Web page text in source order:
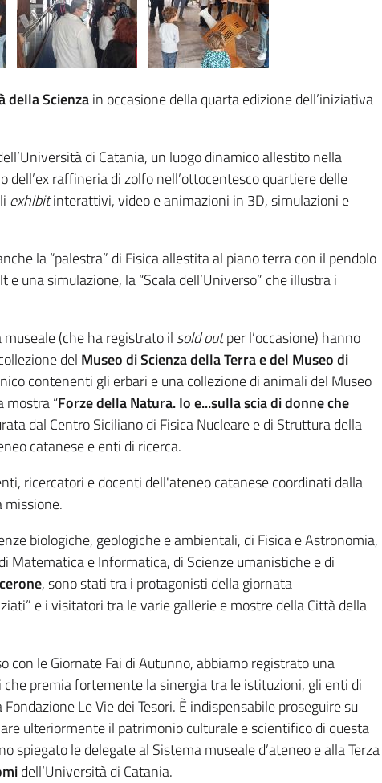
della Scienzain occasione della quarta edizione dell’iniziativa
di Catania, un luogo dinamico allestito nella
raffineria di zolfo nell’ottocentesco quartiere delle
exhibitinterattivi, video e animazioni in 3D, simulazioni e
la “palestra” di Fisica allestita al piano terra con il pendolo
una simulazione, la “Scala dell’Universo” che illustra i
(che ha registrato il sold outper l’occasione) hanno
del Museo di Scienza della Terra e del Museo di
contenenti gli erbari e una collezione di animali del Museo
mostra “Forze della Natura. Io e...sulla scia di donne che
dal Centro Siciliano di Fisica Nucleare e di Struttura della
catanese e enti di ricerca.
ricercatori e docenti dell'ateneo catanese coordinati dalla
missione.
biologiche, geologiche e ambientali, di Fisica e Astronomia,
Matematica e Informatica, di Scienze umanistiche e di
, sono stati tra i protagonisti della giornata
e i visitatori tra le varie gallerie e mostre della Città della
con le Giornate Fai di Autunno, abbiamo registrato una
premia fortemente la sinergia tra le istituzioni, gli enti di
Le Vie dei Tesori. È indispensabile proseguire su
ulteriormente il patrimonio culturale e scientifico di questa
le delegate al Sistema museale d’ateneo e alla Terza
dell’Università di Catania.